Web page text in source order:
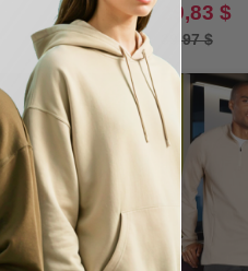
-25% 29,83 $
39,97 $